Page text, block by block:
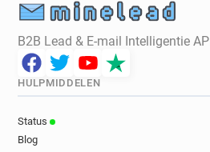
B2B Lead & E-mail Intelligentie API
HULPMIDDELEN
Status
Blog